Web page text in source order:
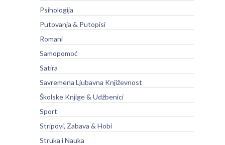
Psihologija
Putovanja & Putopisi
Romani
Samopomoć
Satira
Savremena Ljubavna Književnost
Školske Knjige & Udžbenici
Sport
Stripovi, Zabava & Hobi
Struka i Nauka